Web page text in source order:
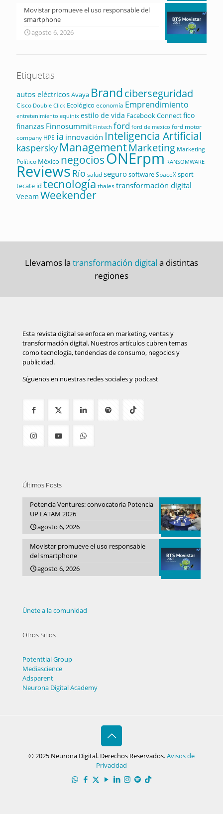
Movistar promueve el uso responsable del
smartphone
agosto 6, 2026
Etiquetas
autos eléctricosAvaya Brandciberseguridad
Cisco Double Click Ecológico economía Emprendimiento
entretenimiento equinix estilo de vida Facebook Connectfico
finanzas Finnosummit Fintech ford ford de mexico ford motor
company HPE ia innovación Inteligencia Artificial
kaspersky ManagementMarketing Marketing
Político México negociosONErpm RANSOMWARE
Reviews Río saludsegurosoftwareSpaceXsport
tecate id tecnología thalestransformación digital
Veeam Weekender
Llevamos la transformación digital a distintas
regiones
Esta revista digital se enfoca en marketing, ventas y
transformación digital. Nuestros artículos cubren temas
como tecnología, tendencias de consumo, negocios y
publicidad.
Síguenos en nuestras redes sociales y podcast
Últimos Posts
Potencia Ventures: convocatoria Potencia
UP LATAM 2026
agosto 6, 2026
Movistar promueve el uso responsable
del smartphone
agosto 6, 2026
Únete a la comunidad
Otros Sitios
Potenttial Group
Mediascience
Adsparent
Neurona Digital Academy
© 2025 Neurona Digital. Derechos Reservados.Avisos de
Privacidad